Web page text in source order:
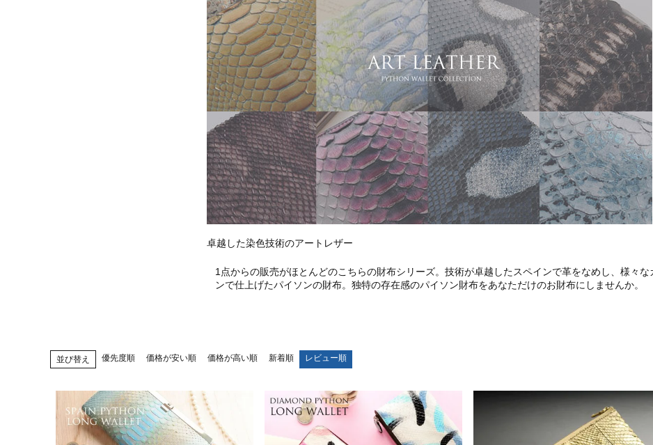
卓越した染色技術のアートレザー
1点からの販売がほとんどのこちらの財布シリーズ。技術が卓越したスペインで革をなめし、様々な
ンで仕上げたパイソンの財布。独特の存在感のパイソン財布をあなただけのお財布にしませんか。
並び替え 優先度順 価格が安い順 価格が高い順 新着順 レビュー順